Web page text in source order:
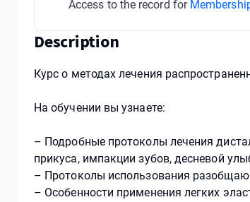
Access to the record for
Description
Курс о методах лечения
На обучении вы узнаете:
– Подробные протоколы лечения
прикуса, импакции зубов, десневой
– Протоколы использования
– Особенности применения легких